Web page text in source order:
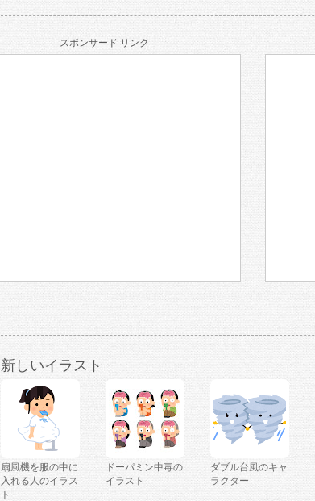
スポンサード リンク
新しいイラスト
扇風機を服の中に
入れる人のイラス
ト
ドーパミン中毒の
イラスト
ダブル台風のキャ
ラクター